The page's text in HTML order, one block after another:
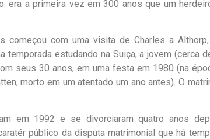
era a primeira vez em 300 anos que um
começou com uma visita de Charles a
temporada estudando na Suiça, a jovem (cerca
seus 30 anos, em uma festa em 1980 (na
morto em um atentado um ano antes). O
em 1992 e se divorciaram quatro anos
público da disputa matrimonial que há